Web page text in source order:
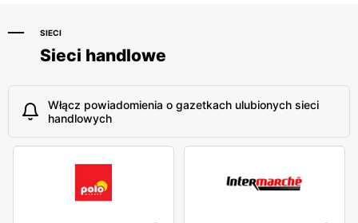
SIECI
Sieci handlowe
Włącz powiadomienia o gazetkach ulubionych sieci
handlowych